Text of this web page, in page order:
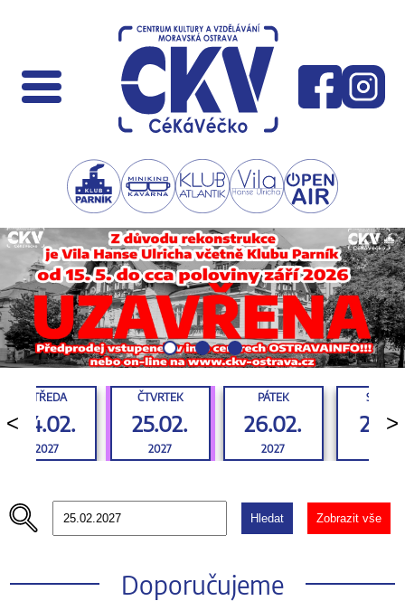
<
STŘEDA
24.02.
2027
ČTVRTEK
25.02.
2027
PÁTEK
26.02.
2027
>
Hledat Zobrazit vše
Doporučujeme